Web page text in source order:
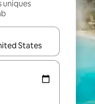
uniques
les flèches vers le